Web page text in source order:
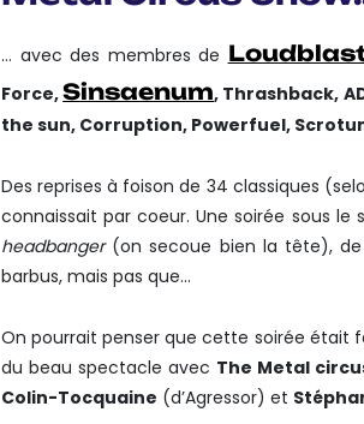
… avec des membres de
Force,Sinsaenum, Thrashback,
the sun, Corruption, Powerfuel,
Des reprises à foison de 34 classiques
connaissait par coeur. Une soirée sous le
headbanger(on secoue bien la tête),
barbus, mais pas que…
On pourrait penser que cette soirée était
du beau spectacle avec The Metal
Colin-Tocquaine (d’Agressor) et